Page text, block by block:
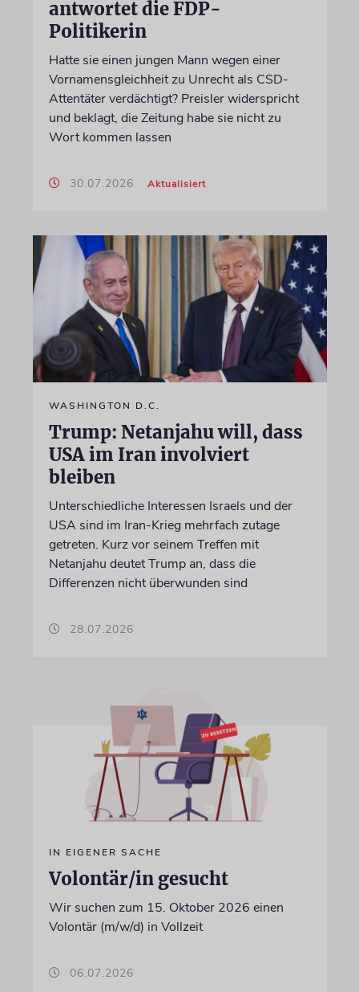
antwortet die FDP-
Politikerin
Hatte sie einen jungen Mann wegen einer
Vornamensgleichheit zu Unrecht als CSD-
Attentäter verdächtigt? Preisler widerspricht
und beklagt, die Zeitung habe sie nicht zu
Wort kommen lassen
30.07.2026 Aktualisiert
WASHINGTON D.C.
Trump: Netanjahu will, dass
USA im Iran involviert
bleiben
Unterschiedliche Interessen Israels und der
USA sind im Iran-Krieg mehrfach zutage
getreten. Kurz vor seinem Treffen mit
Netanjahu deutet Trump an, dass die
Differenzen nicht überwunden sind
28.07.2026
IN EIGENER SACHE
Volontär/in gesucht
Wir suchen zum 15. Oktober 2026 einen
Volontär (m/w/d) in Vollzeit
06.07.2026